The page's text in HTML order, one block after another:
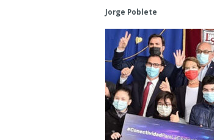
Jorge Poblete